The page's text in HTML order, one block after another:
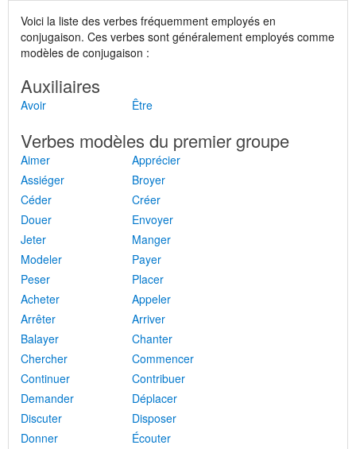
Voici la liste des verbes fréquemment employés en
conjugaison. Ces verbes sont généralement employés comme
modèles de conjugaison :
Auxiliaires
Avoir Être
Verbes modèles du premier groupe
Aimer
Apprécier
Assiéger
Broyer
Céder
Créer
Douer
Envoyer
Jeter
Manger
Modeler
Payer
Peser
Placer
Acheter
Appeler
Arrêter
Arriver
Balayer
Chanter
Chercher
Commencer
Continuer
Contribuer
Demander
Déplacer
Discuter
Disposer
Donner
Écouter